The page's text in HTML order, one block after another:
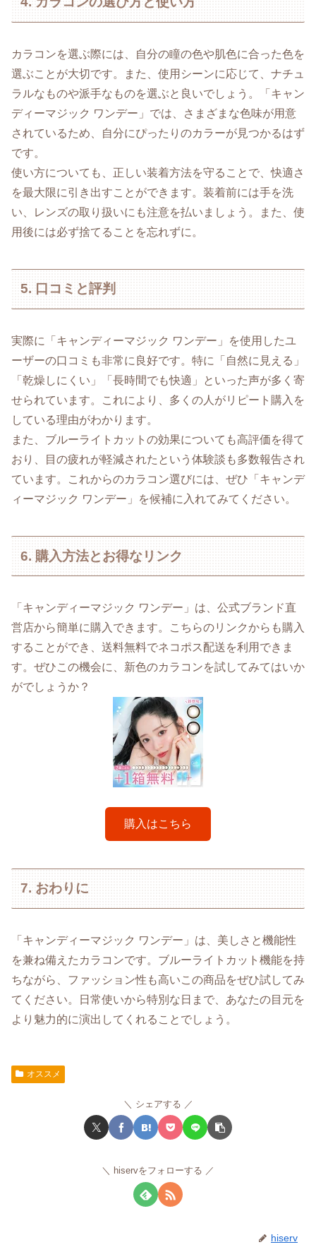
カラコンを選ぶ際には、自分の瞳の色や肌色に合った色を
選ぶことが大切です。また、使用シーンに応じて、ナチュ
ラルなものや派手なものを選ぶと良いでしょう。「キャン
ディーマジック ワンデー」では、さまざまな色味が用意
されているため、自分にぴったりのカラーが見つかるはず
です。
使い方についても、正しい装着方法を守ることで、快適さ
を最大限に引き出すことができます。装着前には手を洗
い、レンズの取り扱いにも注意を払いましょう。また、使
用後には必ず捨てることを忘れずに。
5. 口コミと評判
実際に「キャンディーマジック ワンデー」を使用したユ
ーザーの口コミも非常に良好です。特に「自然に見える」
「乾燥しにくい」「長時間でも快適」といった声が多く寄
せられています。これにより、多くの人がリピート購入を
している理由がわかります。
また、ブルーライトカットの効果についても高評価を得て
おり、目の疲れが軽減されたという体験談も多数報告され
ています。これからのカラコン選びには、ぜひ「キャンデ
ィーマジック ワンデー」を候補に入れてみてください。
6. 購入方法とお得なリンク
「キャンディーマジック ワンデー」は、公式ブランド直
営店から簡単に購入できます。こちらのリンクからも購入
することができ、送料無料でネコポス配送を利用できま
す。ぜひこの機会に、新色のカラコンを試してみてはいか
がでしょうか？
購入はこちら
7. おわりに
「キャンディーマジック ワンデー」は、美しさと機能性
を兼ね備えたカラコンです。ブルーライトカット機能を持
ちながら、ファッション性も高いこの商品をぜひ試してみ
てください。日常使いから特別な日まで、あなたの目元を
より魅力的に演出してくれることでしょう。
オススメ
シェアする
hiservをフォローする
hiserv